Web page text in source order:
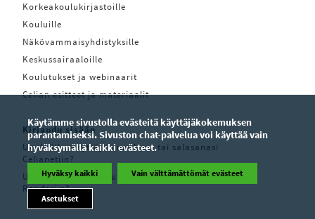
Korkeakoulukirjastoille
Kouluille
Näkövammaisyhdistyksille
Keskussairaaloille
Koulutukset ja webinaarit
Celian esitteet ja materiaalit
Kirjaudu sisään
Unohditko käyttäjätunnuksesi tai salasanasi
Celianetiin?
Unohditko käyttäjätunnuksesi tai salasanasi Pratsam
Readeriin?
Käytämme sivustolla evästeitä käyttäjäkokemuksen
parantamiseksi. Sivuston chat-palvelua voi käyttää vain
hyväksymällä kaikki evästeet.
Hyväksy kaikki Vain välttämättömät evästeet
Asetukset